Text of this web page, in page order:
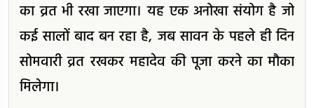
का व्रत भी रखा जाएगा। यह एक अनोखा संयोग है जो
कई सालों बाद बन रहा है, जब सावन के पहले ही दिन
सोमवारी व्रत रखकर महादेव की पूजा करने का मौका
मिलेगा।